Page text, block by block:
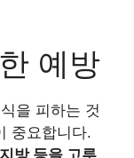
예방
을 피하는 것
중요합니다.
방 등을 고루